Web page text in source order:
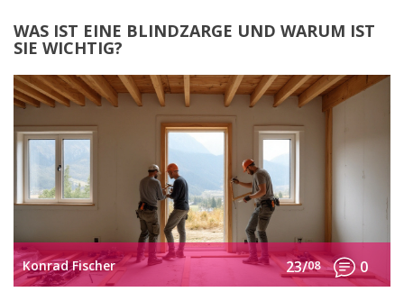
WAS IST EINE BLINDZARGE UND WARUM IST
SIE WICHTIG?
Konrad Fischer 23/08 0